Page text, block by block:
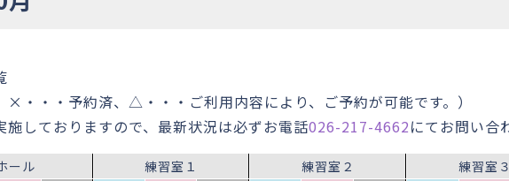
×・・・予約済、△・・・ご利用内容により、ご予約が可能です。）
しておりますので、最新状況は必ずお電話026-217-4662にてお問い合
ール 練習室１ 練習室２ 練習室３